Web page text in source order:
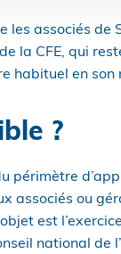
les associés de
la CFE, qui
habituel en son
?
périmètre
associés ou
est
national de